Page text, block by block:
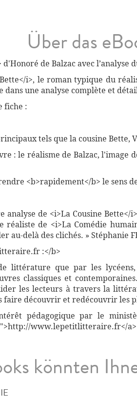
Über das
d'Honoré de Balzac avec
i>, le roman typique du
une analyse complète et
fiche :
tels que la cousine
: le réalisme de Balzac,
<b>rapidement</b> le sens
de <i>La Cousine Bette</
réaliste de <i>La Comédie
au-delà des clichés. » Stéphanie
:</b>
littérature que par les
classiques et
les lecteurs à travers la
faire découvrir et redécouvrir les
pédagogique par le
www.lepetitlitteraire.fr</a>
könnten